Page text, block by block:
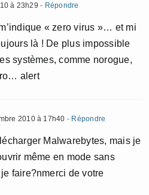
à 23h29 - Répondre
« zero virus »… et mi
là ! De plus impossible
systèmes, comme norogue,
alert
2010 à 17h40 - Répondre
Malwarebytes, mais je
même en mode sans
faire?nmerci de votre